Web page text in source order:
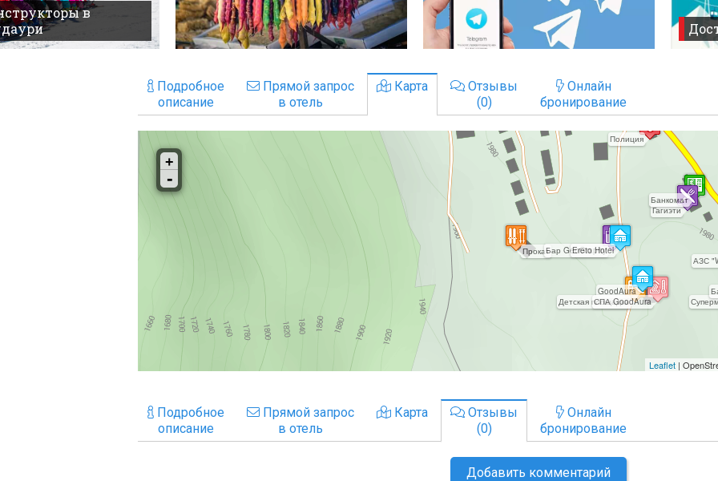
в
Подробное
описание
Прямой запрос
в отель
Карта
Отзывы
(0)
Онлайн
бронирование
Подробное
описание
Прямой запрос
в отель
Карта
Отзывы
(0)
Онлайн
бронирование
Добавить комментарий